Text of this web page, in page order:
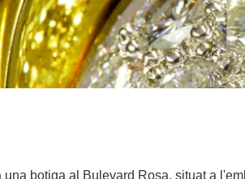
botiga al Bulevard Rosa, situat a